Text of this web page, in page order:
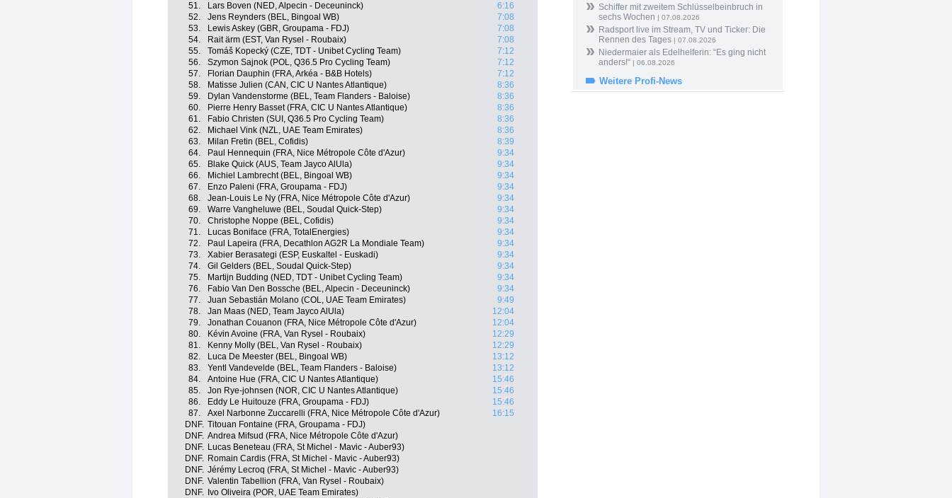
51.
Lars Boven (NED, Alpecin - Deceuninck)
6:16
52.
Jens Reynders (BEL, Bingoal WB)
7:08
53.
Lewis Askey (GBR, Groupama - FDJ)
7:08
54.
Rait ärm (EST, Van Rysel - Roubaix)
7:08
55.
Tomáš Kopecký (CZE, TDT - Unibet Cycling Team)
7:12
56.
Szymon Sajnok (POL, Q36.5 Pro Cycling Team)
7:12
57.
Florian Dauphin (FRA, Arkéa - B&B Hotels)
7:12
58.
Matisse Julien (CAN, CIC U Nantes Atlantique)
8:36
59.
Dylan Vandenstorme (BEL, Team Flanders - Baloise)
8:36
60.
Pierre Henry Basset (FRA, CIC U Nantes Atlantique)
8:36
61.
Fabio Christen (SUI, Q36.5 Pro Cycling Team)
8:36
62.
Michael Vink (NZL, UAE Team Emirates)
8:36
63.
Milan Fretin (BEL, Cofidis)
8:39
64.
Paul Hennequin (FRA, Nice Métropole Côte d'Azur)
9:34
65.
Blake Quick (AUS, Team Jayco AlUla)
9:34
66.
Michiel Lambrecht (BEL, Bingoal WB)
9:34
67.
Enzo Paleni (FRA, Groupama - FDJ)
9:34
68.
Jean-Louis Le Ny (FRA, Nice Métropole Côte d'Azur)
9:34
69.
Warre Vangheluwe (BEL, Soudal Quick-Step)
9:34
70.
Christophe Noppe (BEL, Cofidis)
9:34
71.
Lucas Boniface (FRA, TotalEnergies)
9:34
72.
Paul Lapeira (FRA, Decathlon AG2R La Mondiale Team)
9:34
73.
Xabier Berasategi (ESP, Euskaltel - Euskadi)
9:34
74.
Gil Gelders (BEL, Soudal Quick-Step)
9:34
75.
Martijn Budding (NED, TDT - Unibet Cycling Team)
9:34
76.
Fabio Van Den Bossche (BEL, Alpecin - Deceuninck)
9:34
77.
Juan Sebastián Molano (COL, UAE Team Emirates)
9:49
78.
Jan Maas (NED, Team Jayco AlUla)
12:04
79.
Jonathan Couanon (FRA, Nice Métropole Côte d'Azur)
12:04
80.
Kévin Avoine (FRA, Van Rysel - Roubaix)
12:29
81.
Kenny Molly (BEL, Van Rysel - Roubaix)
12:29
82.
Luca De Meester (BEL, Bingoal WB)
13:12
83.
Yentl Vandevelde (BEL, Team Flanders - Baloise)
13:12
84.
Antoine Hue (FRA, CIC U Nantes Atlantique)
15:46
85.
Jon Rye-johnsen (NOR, CIC U Nantes Atlantique)
15:46
86.
Eddy Le Huitouze (FRA, Groupama - FDJ)
15:46
87.
Axel Narbonne Zuccarelli (FRA, Nice Métropole Côte d'Azur)
16:15
DNF. Titouan Fontaine (FRA, Groupama - FDJ)
DNF. Andrea Mifsud (FRA, Nice Métropole Côte d'Azur)
DNF. Lucas Beneteau (FRA, St Michel - Mavic - Auber93)
DNF. Romain Cardis (FRA, St Michel - Mavic - Auber93)
DNF. Jérémy Lecroq (FRA, St Michel - Mavic - Auber93)
DNF. Valentin Tabellion (FRA, Van Rysel - Roubaix)
DNF. Ivo Oliveira (POR, UAE Team Emirates)
Schiffer mit zweitem Schlüsselbeinbruch in
sechs Wochen | 07.08.2026
Radsport live im Stream, TV und Ticker: Die
Rennen des Tages | 07.08.2026
Niedermaier als Edelhelferin: “Es ging nicht
anders!“ | 06.08.2026
Weitere Profi-News